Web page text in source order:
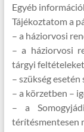
Egyéb
Tájékoztatom a
– a háziorvosi
– a háziorvosi
tárgyi
– szükség
– a körzetben –
– a
térítésmentesen